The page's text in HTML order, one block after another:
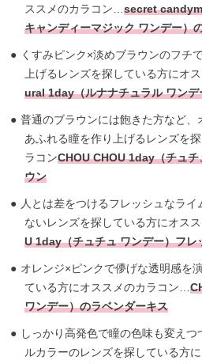
ススメのカラコン…secret
キャンディーマジック ワンデー）
くすみピンク×淡めブラウンのフチ
上げるレンズを探している方にオ
ural 1day（ルナナチュラル ワンデ
普通のブラウンには飽きた方など
あふれる瞳を作り上げるレンズを
ラコンCHOU CHOU 1day（チュ
ウン
人とは差をつけるフレッシュなラ
ないレンズを探している方にオス
U 1day（チュチュ ワンデー）フレ
オレンジ×ピンクで儚げな透明感を
ている方にオススメのカラコン…
ワンデー）のラベンダーキス
しっかり高発色で瞳の色味も変え
ルカラーのレンズを探している方